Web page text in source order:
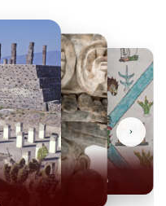
Mexicas
›